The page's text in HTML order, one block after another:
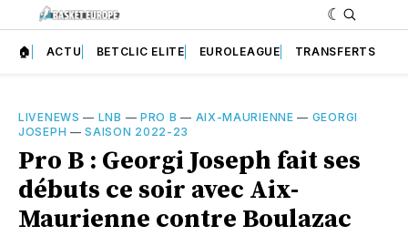
🏠 ACTU BETCLIC ELITE EUROLEAGUE TRANSFERTS
LIVENEWS — LNB — PRO B — AIX-MAURIENNE — GEORGI
JOSEPH —SAISON 2022-23
Pro B : Georgi Joseph fait ses
débuts ce soir avec Aix-
Maurienne contre Boulazac